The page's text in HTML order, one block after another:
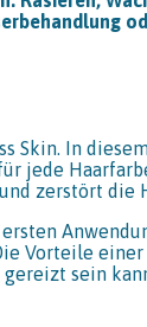
Skin. In
jede
zerstört die
Vorteile
sein